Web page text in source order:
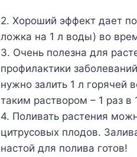
2. Хороший эффект дает
ложка на 1 л воды) во
3. Очень полезна для
профилактики
нужно залить 1 л горячей
таким раствором – 1 раз в
4. Поливать растения
цитрусовых плодов.
настой для полива готов!